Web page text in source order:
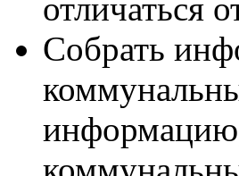
отличаться
Собрать